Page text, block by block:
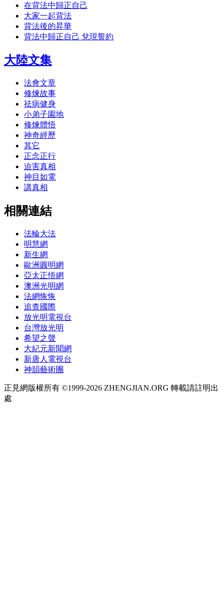
在背法中歸正自己
大家一起背法
背法後的昇華
背法中歸正自己 兌現誓約
大陸文集
法會文章
修煉故事
祛病健身
小弟子園地
修煉體悟
神奇經歷
其它
正念正行
迫害真相
神目如電
講真相
相關連結
法輪大法
明慧網
新生網
歐洲圓明網
亞太正悟網
澳洲光明網
法網恢恢
追查國際
放光明電視台
台灣放光明
希望之聲
大紀元新聞網
新唐人電視台
神韻藝術團
正見網版權所有 ©1999-2026 ZHENGJIAN.ORG 轉載請註明出
處